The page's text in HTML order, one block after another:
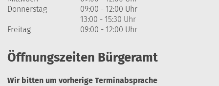
Donnerstag
09:00 - 12:00 Uhr
13:00 - 15:30 Uhr
Freitag
09:00 - 12:00 Uhr
Öffnungszeiten Bürgeramt
Wir bitten um vorherige Terminabsprache